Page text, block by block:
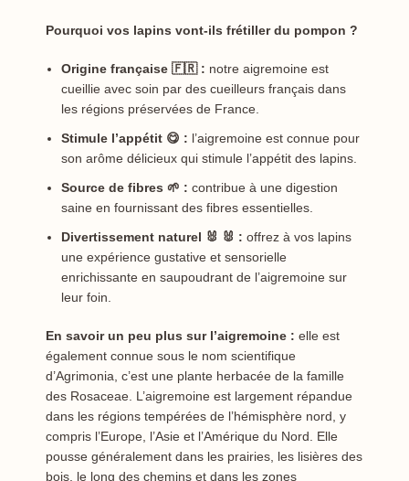
Pourquoi vos lapins vont-ils frétiller du pompon ?
Origine française 🇫🇷 : notre aigremoine est
cueillie avec soin par des cueilleurs français dans
les régions préservées de France.
Stimule l’appétit 😋 : l’aigremoine est connue pour
son arôme délicieux qui stimule l’appétit des lapins.
Source de fibres 🌱 : contribue à une digestion
saine en fournissant des fibres essentielles.
Divertissement naturel 🐰 🐰 : offrez à vos lapins
une expérience gustative et sensorielle
enrichissante en saupoudrant de l’aigremoine sur
leur foin.
En savoir un peu plus sur l’aigremoine : elle est
également connue sous le nom scientifique
d’Agrimonia, c’est une plante herbacée de la famille
des Rosaceae. L’aigremoine est largement répandue
dans les régions tempérées de l’hémisphère nord, y
compris l’Europe, l’Asie et l’Amérique du Nord. Elle
pousse généralement dans les prairies, les lisières des
bois, le long des chemins et dans les zones